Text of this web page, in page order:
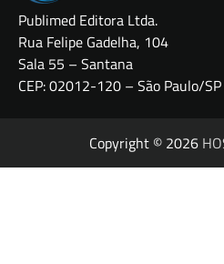
Publimed Editora Ltda.
Rua Felipe Gadelha, 104
Sala 55 – Santana
CEP: 02012-120 – São Paulo/SP
Copyright © 2026